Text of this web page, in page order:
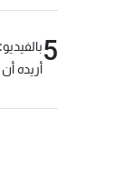
5
أريده